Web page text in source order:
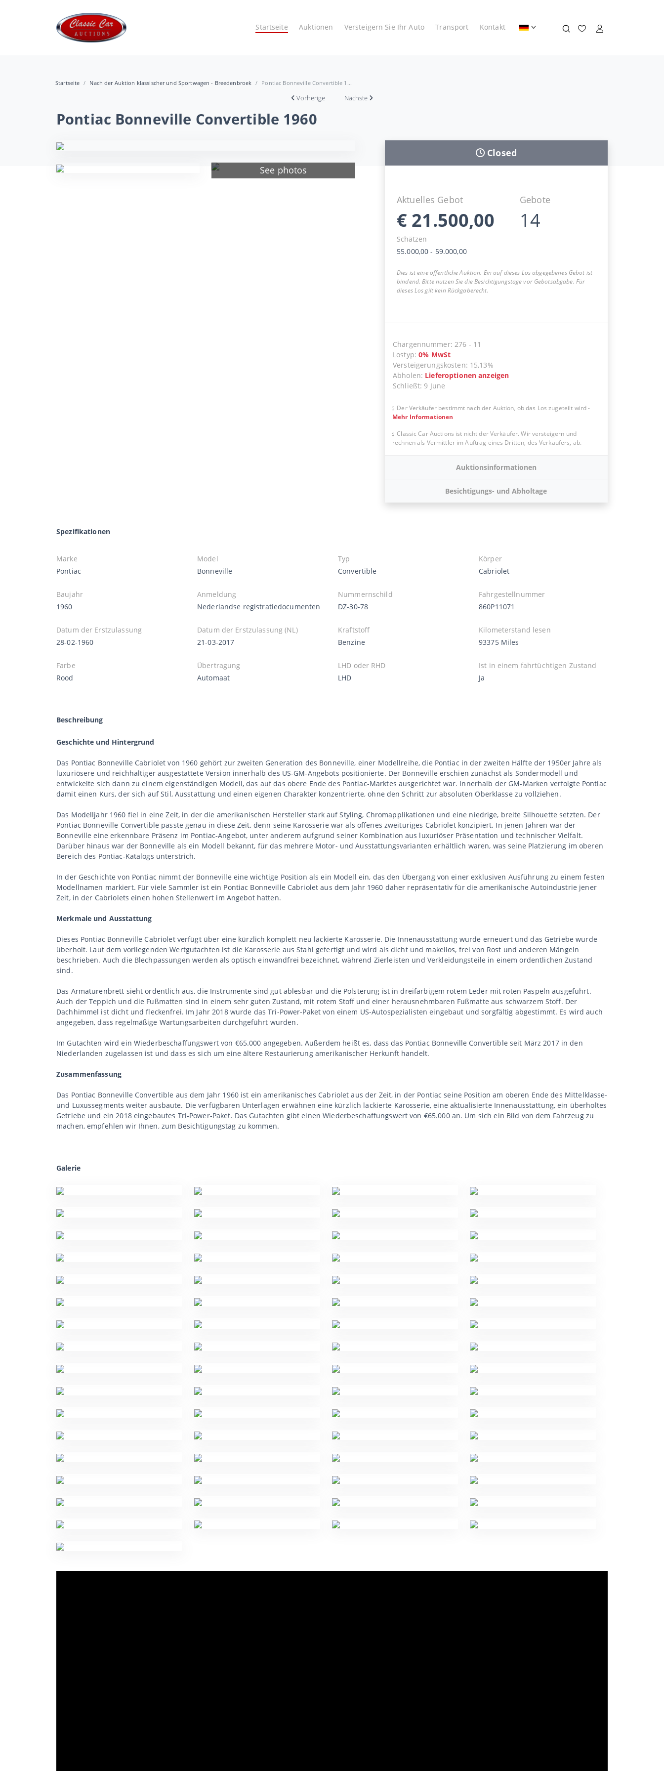
Startseite Auktionen Versteigern Sie Ihr Auto Transport Kontakt
Startseite Nach der Auktion klassischer und Sportwagen - Breedenbroek Pontiac Bonneville Convertible 1...
Vorherige Nächste
Pontiac Bonneville Convertible 1960
See photos
Closed
Aktuelles Gebot
€ 21.500,00
Gebote
14
Schätzen
55.000,00 - 59.000,00
Dies ist eine öffentliche Auktion. Ein auf dieses Los abgegebenes Gebot ist
bindend. Bitte nutzen Sie die Besichtigungstage vor Gebotsabgabe. Für
dieses Los gilt kein Rückgaberecht.
Chargennummer: 276 - 11
Lostyp:0% MwSt
Versteigerungskosten: 15,13%
Abholen: Lieferoptionen anzeigen
Schließt: 9 June
Der Verkäufer bestimmt nach der Auktion, ob das Los zugeteilt wird-
Mehr Informationen
Classic Car Auctions ist nicht der Verkäufer. Wir versteigern und
rechnen als Vermittler im Auftrag eines Dritten, des Verkäufers, ab.
Auktionsinformationen
Besichtigungs- und Abholtage
Spezifikationen
Marke
Pontiac
Model
Bonneville
Typ
Convertible
Körper
Cabriolet
Baujahr
1960
Anmeldung
Nederlandse registratiedocumenten
Nummernschild
DZ-30-78
Fahrgestellnummer
860P11071
Datum der Erstzulassung
28-02-1960
Datum der Erstzulassung (NL)
21-03-2017
Kraftstoff
Benzine
Kilometerstand lesen
93375 Miles
Farbe
Rood
Übertragung
Automaat
LHD oder RHD
LHD
Ist in einem fahrtüchtigen Zustand
Ja
Beschreibung
Geschichte und Hintergrund
Das Pontiac Bonneville Cabriolet von 1960 gehört zur zweiten Generation des Bonneville, einer Modellreihe, die Pontiac in der zweiten Hälfte der 1950er Jahre als
luxuriösere und reichhaltiger ausgestattete Version innerhalb des US-GM-Angebots positionierte. Der Bonneville erschien zunächst als Sondermodell und
entwickelte sich dann zu einem eigenständigen Modell, das auf das obere Ende des Pontiac-Marktes ausgerichtet war. Innerhalb der GM-Marken verfolgte Pontiac
damit einen Kurs, der sich auf Stil, Ausstattung und einen eigenen Charakter konzentrierte, ohne den Schritt zur absoluten Oberklasse zu vollziehen.
Das Modelljahr 1960 fiel in eine Zeit, in der die amerikanischen Hersteller stark auf Styling, Chromapplikationen und eine niedrige, breite Silhouette setzten. Der
Pontiac Bonneville Convertible passte genau in diese Zeit, denn seine Karosserie war als offenes zweitüriges Cabriolet konzipiert. In jenen Jahren war der
Bonneville eine erkennbare Präsenz im Pontiac-Angebot, unter anderem aufgrund seiner Kombination aus luxuriöser Präsentation und technischer Vielfalt.
Darüber hinaus war der Bonneville als ein Modell bekannt, für das mehrere Motor- und Ausstattungsvarianten erhältlich waren, was seine Platzierung im oberen
Bereich des Pontiac-Katalogs unterstrich.
In der Geschichte von Pontiac nimmt der Bonneville eine wichtige Position als ein Modell ein, das den Übergang von einer exklusiven Ausführung zu einem festen
Modellnamen markiert. Für viele Sammler ist ein Pontiac Bonneville Cabriolet aus dem Jahr 1960 daher repräsentativ für die amerikanische Autoindustrie jener
Zeit, in der Cabriolets einen hohen Stellenwert im Angebot hatten.
Merkmale und Ausstattung
Dieses Pontiac Bonneville Cabriolet verfügt über eine kürzlich komplett neu lackierte Karosserie. Die Innenausstattung wurde erneuert und das Getriebe wurde
überholt. Laut dem vorliegenden Wertgutachten ist die Karosserie aus Stahl gefertigt und wird als dicht und makellos, frei von Rost und anderen Mängeln
beschrieben. Auch die Blechpassungen werden als optisch einwandfrei bezeichnet, während Zierleisten und Verkleidungsteile in einem ordentlichen Zustand
sind.
Das Armaturenbrett sieht ordentlich aus, die Instrumente sind gut ablesbar und die Polsterung ist in dreifarbigem rotem Leder mit roten Paspeln ausgeführt.
Auch der Teppich und die Fußmatten sind in einem sehr guten Zustand, mit rotem Stoff und einer herausnehmbaren Fußmatte aus schwarzem Stoff. Der
Dachhimmel ist dicht und fleckenfrei. Im Jahr 2018 wurde das Tri-Power-Paket von einem US-Autospezialisten eingebaut und sorgfältig abgestimmt. Es wird auch
angegeben, dass regelmäßige Wartungsarbeiten durchgeführt wurden.
Im Gutachten wird ein Wiederbeschaffungswert von €65.000 angegeben. Außerdem heißt es, dass das Pontiac Bonneville Convertible seit März 2017 in den
Niederlanden zugelassen ist und dass es sich um eine ältere Restaurierung amerikanischer Herkunft handelt.
Zusammenfassung
Das Pontiac Bonneville Convertible aus dem Jahr 1960 ist ein amerikanisches Cabriolet aus der Zeit, in der Pontiac seine Position am oberen Ende des Mittelklasse-
und Luxussegments weiter ausbaute. Die verfügbaren Unterlagen erwähnen eine kürzlich lackierte Karosserie, eine aktualisierte Innenausstattung, ein überholtes
Getriebe und ein 2018 eingebautes Tri-Power-Paket. Das Gutachten gibt einen Wiederbeschaffungswert von €65.000 an. Um sich ein Bild von dem Fahrzeug zu
machen, empfehlen wir Ihnen, zum Besichtigungstag zu kommen.
Galerie